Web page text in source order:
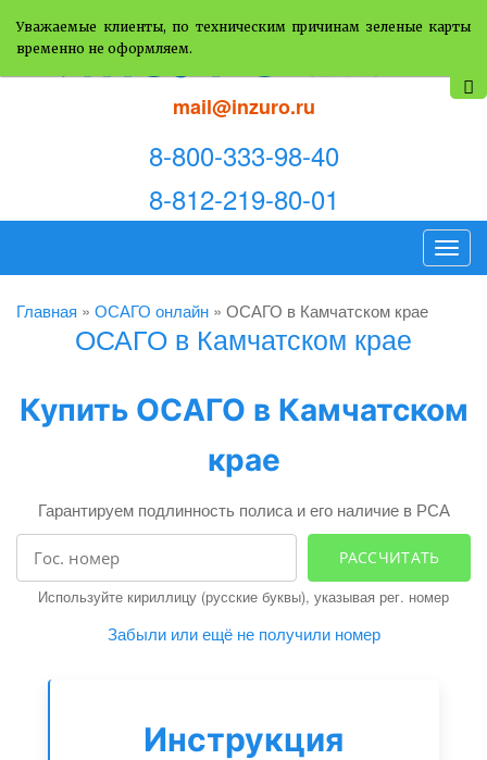
mail@inzuro.ru
8-800-333-98-40
8-812-219-80-01
T
o
n
g
t
i
Главная » ОСАГО онлайн » ОСАГО в Камчатском крае
ОСАГО в Камчатском крае
Купить ОСАГО в Камчатском
крае
Гарантируем подлинность полиса и его наличие в РСА
РАССЧИТАТЬ
Используйте кириллицу (русские буквы), указывая рег. номер
Забыли или ещё не получили номер
Инструкция
Уважаемые клиенты, по техническим причинам зеленые карты
временно не оформляем.